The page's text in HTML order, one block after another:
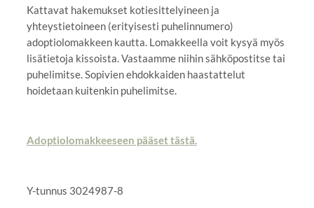
Kattavat hakemukset kotiesittelyineen ja
yhteystietoineen (erityisesti puhelinnumero)
adoptiolomakkeen kautta. Lomakkeella voit kysyä myös
lisätietoja kissoista. Vastaamme niihin sähköpostitse tai
puhelimitse. Sopivien ehdokkaiden haastattelut
hoidetaan kuitenkin puhelimitse.
Adoptiolomakkeeseen pääset tästä.
Y-tunnus 3024987-8